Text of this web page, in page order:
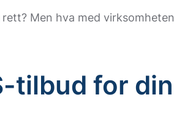
Men hva med virksomheten
tilbud for din